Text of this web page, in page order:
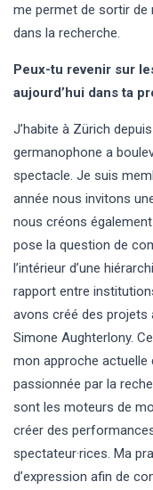
me permet de sortir de
dans la recherche.
Peux-tu revenir sur
aujourd’hui dans ta
J’habite à Zürich
germanophone a
spectacle. Je suis
année nous invitons
nous créons
pose la question de
l’intérieur d’une
rapport entre
avons créé des projets
Simone Aughterlony.
mon approche actuelle
passionnée par la
sont les moteurs de
créer des
spectateur·rices. Ma
d’expression afin de